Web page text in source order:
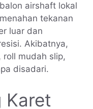
airshaft lokal
tekanan
luar dan
Akibatnya,
mudah slip,
disadari.
Karet